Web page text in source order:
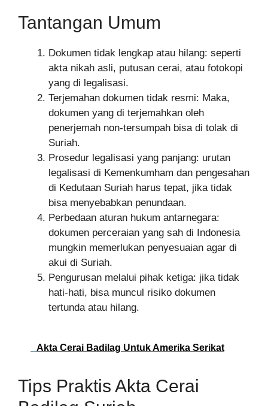
Tantangan Umum
Dokumen tidak lengkap atau hilang: seperti
akta nikah asli, putusan cerai, atau fotokopi
yang di legalisasi.
Terjemahan dokumen tidak resmi: Maka,
dokumen yang di terjemahkan oleh
penerjemah non-tersumpah bisa di tolak di
Suriah.
Prosedur legalisasi yang panjang: urutan
legalisasi di Kemenkumham dan pengesahan
di Kedutaan Suriah harus tepat, jika tidak
bisa menyebabkan penundaan.
Perbedaan aturan hukum antarnegara:
dokumen perceraian yang sah di Indonesia
mungkin memerlukan penyesuaian agar di
akui di Suriah.
Pengurusan melalui pihak ketiga: jika tidak
hati-hati, bisa muncul risiko dokumen
tertunda atau hilang.
Akta Cerai Badilag Untuk Amerika Serikat
Tips Praktis Akta Cerai